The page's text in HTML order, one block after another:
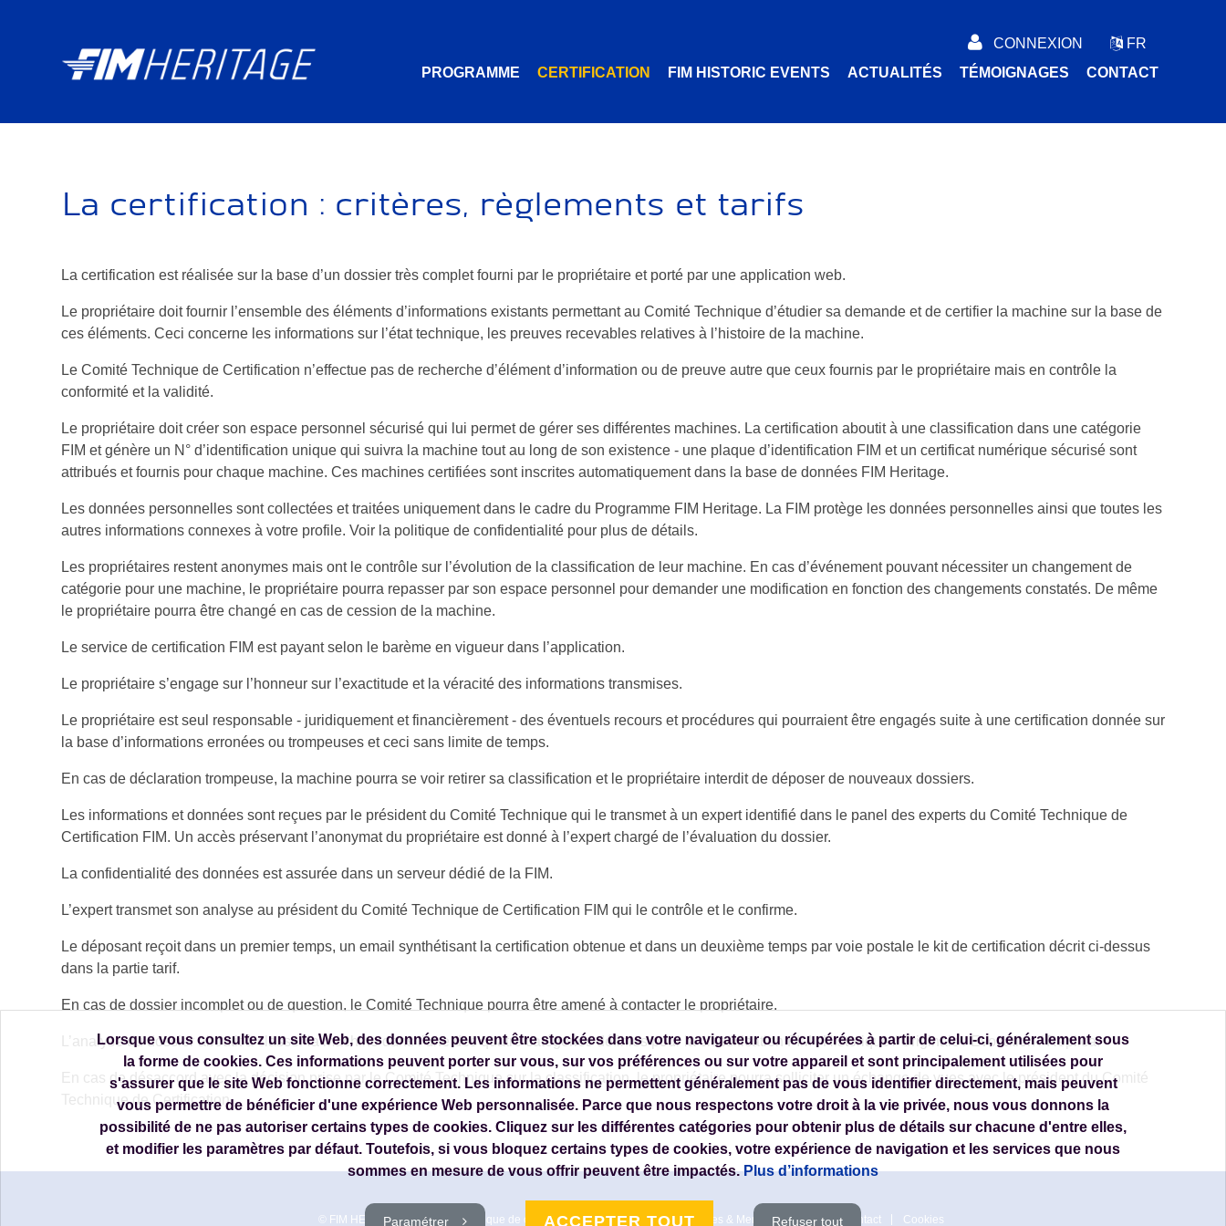
FR
CONNEXION
PROGRAMME
CERTIFICATION FIM HISTORIC EVENTS ACTUALITÉS TÉMOIGNAGES CONTACT
La certification : critères, règlements et tarifs
La certification est réalisée sur la base d’un dossier très complet fourni par le propriétaire et porté par une application web.
Le propriétaire doit fournir l’ensemble des éléments d’informations existants permettant au Comité Technique d’étudier sa demande et de certifier la machine sur la base de
ces éléments. Ceci concerne les informations sur l’état technique, les preuves recevables relatives à l’histoire de la machine.
Le Comité Technique de Certification n’effectue pas de recherche d’élément d’information ou de preuve autre que ceux fournis par le propriétaire mais en contrôle la
conformité et la validité.
Le propriétaire doit créer son espace personnel sécurisé qui lui permet de gérer ses différentes machines. La certification aboutit à une classification dans une catégorie
FIM et génère un N° d’identification unique qui suivra la machine tout au long de son existence - une plaque d’identification FIM et un certificat numérique sécurisé sont
attribués et fournis pour chaque machine. Ces machines certifiées sont inscrites automatiquement dans la base de données FIM Heritage.
Les données personnelles sont collectées et traitées uniquement dans le cadre du Programme FIM Heritage. La FIM protège les données personnelles ainsi que toutes les
autres informations connexes à votre profile. Voir la politique de confidentialité pour plus de détails.
Les propriétaires restent anonymes mais ont le contrôle sur l’évolution de la classification de leur machine. En cas d’événement pouvant nécessiter un changement de
catégorie pour une machine, le propriétaire pourra repasser par son espace personnel pour demander une modification en fonction des changements constatés. De même
le propriétaire pourra être changé en cas de cession de la machine.
Le service de certification FIM est payant selon le barème en vigueur dans l’application.
Le propriétaire s’engage sur l’honneur sur l’exactitude et la véracité des informations transmises.
Le propriétaire est seul responsable - juridiquement et financièrement - des éventuels recours et procédures qui pourraient être engagés suite à une certification donnée sur
la base d’informations erronées ou trompeuses et ceci sans limite de temps.
En cas de déclaration trompeuse, la machine pourra se voir retirer sa classification et le propriétaire interdit de déposer de nouveaux dossiers.
Les informations et données sont reçues par le président du Comité Technique qui le transmet à un expert identifié dans le panel des experts du Comité Technique de
Certification FIM. Un accès préservant l’anonymat du propriétaire est donné à l’expert chargé de l’évaluation du dossier.
La confidentialité des données est assurée dans un serveur dédié de la FIM.
L’expert transmet son analyse au président du Comité Technique de Certification FIM qui le contrôle et le confirme.
Le déposant reçoit dans un premier temps, un email synthétisant la certification obtenue et dans un deuxième temps par voie postale le kit de certification décrit ci-dessus
dans la partie tarif.
En cas de dossier incomplet ou de question, le Comité Technique pourra être amené à contacter le propriétaire.
L’analyse du dossier aboutit à classer la machine dans l’une des quatre catégories définies pour la classification FIM : Historique / Originale / Evocation / Replica.
En cas de désaccord avec la décision prise par le Comité Technique sur la classification, le propriétaire pourra solliciter un échange de vues avec le président du Comité
Technique de Certification.
© FIM HERITAGE - 2026 Politique de confidentialité Conditions Générales & Mentions légales Contact Cookies
Lorsque vous consultez un site Web, des données peuvent être stockées dans votre navigateur ou récupérées à partir de celui-ci, généralement sous
la forme de cookies. Ces informations peuvent porter sur vous, sur vos préférences ou sur votre appareil et sont principalement utilisées pour
s'assurer que le site Web fonctionne correctement. Les informations ne permettent généralement pas de vous identifier directement, mais peuvent
vous permettre de bénéficier d'une expérience Web personnalisée. Parce que nous respectons votre droit à la vie privée, nous vous donnons la
possibilité de ne pas autoriser certains types de cookies. Cliquez sur les différentes catégories pour obtenir plus de détails sur chacune d'entre elles,
et modifier les paramètres par défaut. Toutefois, si vous bloquez certains types de cookies, votre expérience de navigation et les services que nous
sommes en mesure de vous offrir peuvent être impactés.Plus d’informations
Paramétrer ACCEPTER TOUT Refuser tout